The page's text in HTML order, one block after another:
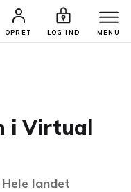
OPRET LOG IND MENU
SØG PROFIL
i Virtual
landet